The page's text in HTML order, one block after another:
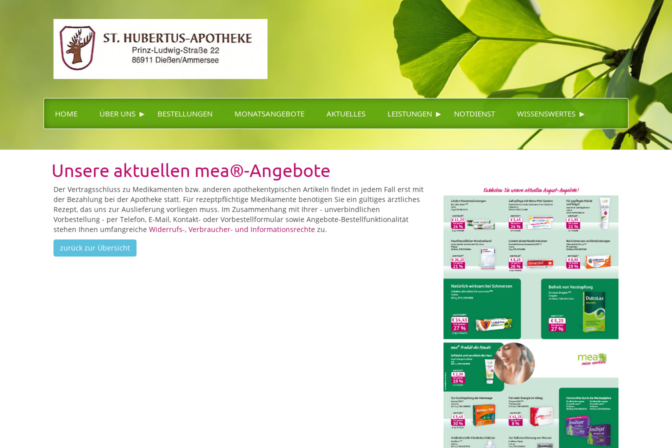
HOME ÜBER UNS ▸ BESTELLUNGEN MONATSANGEBOTE AKTUELLES LEISTUNGEN ▸ NOTDIENST WISSENSWERTES ▸
Unsere aktuellen mea®-Angebote
Der Vertragsschluss zu Medikamenten bzw. anderen apothekentypischen Artikeln findet in jedem Fall erst mit
der Bezahlung bei der Apotheke statt. Für rezeptpflichtige Medikamente benötigen Sie ein gültiges ärztliches
Rezept, das uns zur Auslieferung vorliegen muss. Im Zusammenhang mit Ihrer - unverbindlichen
Vorbestellung - per Telefon, E-Mail, Kontakt- oder Vorbestellformular sowie Angebote-Bestellfunktionalität
stehen Ihnen umfangreiche Widerrufs-, Verbraucher- und Informationsrechte zu.
zurück zur Übersicht